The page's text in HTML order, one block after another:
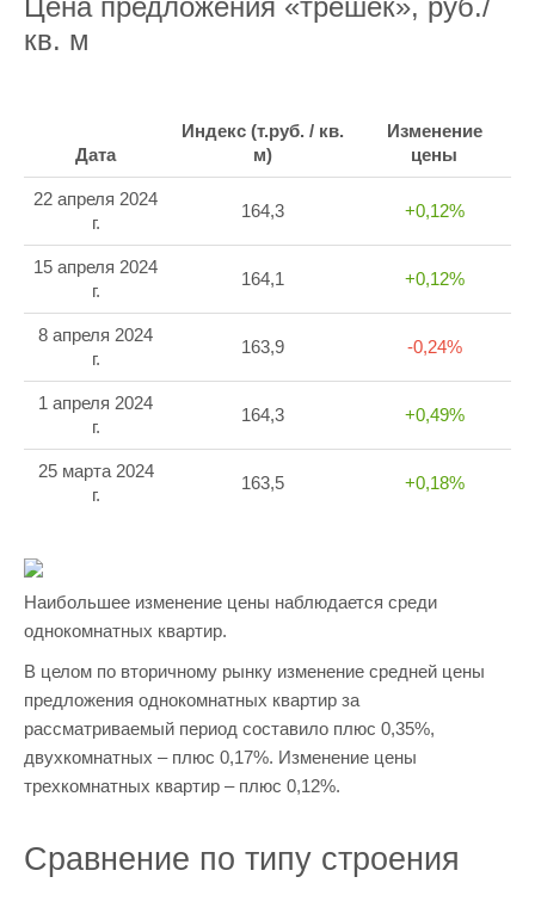
Цена предложения «трёшек», руб./
кв. м
Дата
Индекс (т.руб. / кв.
м)
Изменение
цены
22 апреля 2024
г.
164,3 +0,12%
15 апреля 2024
г.
164,1 +0,12%
8 апреля 2024
г.
163,9 -0,24%
1 апреля 2024
г.
164,3 +0,49%
25 марта 2024
г.
163,5 +0,18%
Наибольшее изменение цены наблюдается среди
однокомнатных квартир.
В целом по вторичному рынку изменение средней цены
предложения однокомнатных квартир за
рассматриваемый период составило плюс 0,35%,
двухкомнатных – плюс 0,17%. Изменение цены
трехкомнатных квартир – плюс 0,12%.
Сравнение по типу строения